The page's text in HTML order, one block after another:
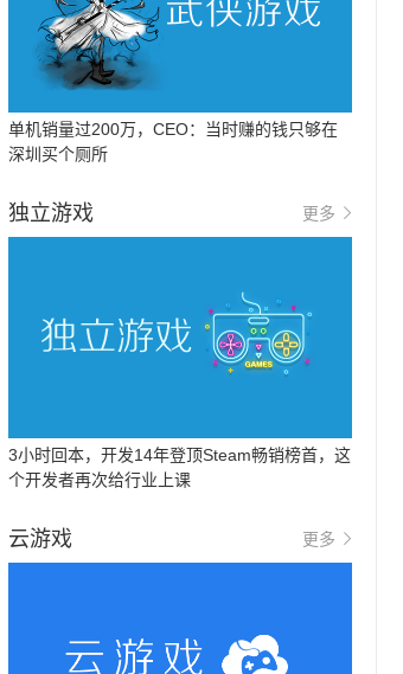
单机销量过200万，CEO：当时赚的钱只够在
深圳买个厕所
独立游戏 更多
3小时回本，开发14年登顶Steam畅销榜首，这
个开发者再次给行业上课
云游戏 更多